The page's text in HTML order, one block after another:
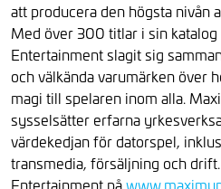
att producera den högsta nivån
Med över 300 titlar i sin
Entertainment slagit sig
och välkända varumärken över
magi till spelaren inom alla.
sysselsätter erfarna
värdekedjan för datorspel,
transmedia, försäljning och
Entertainment på